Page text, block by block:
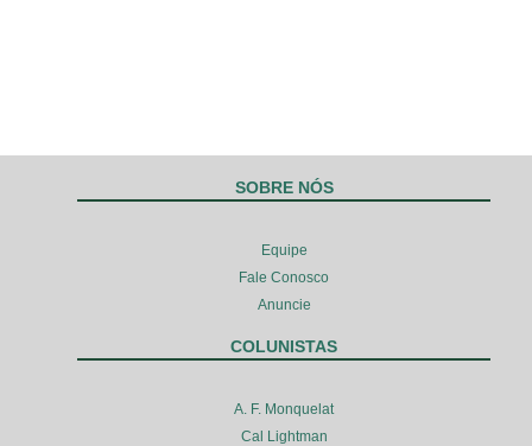
SOBRE NÓS
Equipe
Fale Conosco
Anuncie
COLUNISTAS
A. F. Monquelat
Cal Lightman